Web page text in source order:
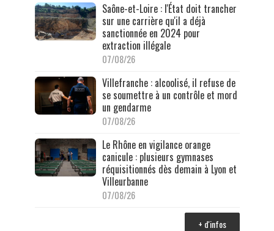
Saône-et-Loire : l'État doit trancher
sur une carrière qu'il a déjà
sanctionnée en 2024 pour
extraction illégale
07/08/26
Villefranche : alcoolisé, il refuse de
se soumettre à un contrôle et mord
un gendarme
07/08/26
Le Rhône en vigilance orange
canicule : plusieurs gymnases
réquisitionnés dès demain à Lyon et
Villeurbanne
07/08/26
+ d'infos